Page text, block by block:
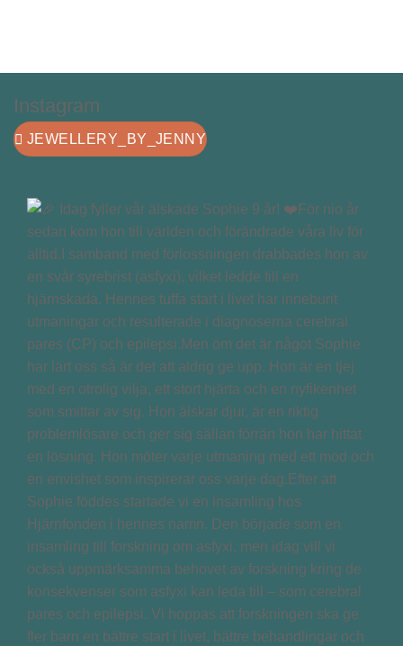
Instagram
JEWELLERY_BY_JENNY